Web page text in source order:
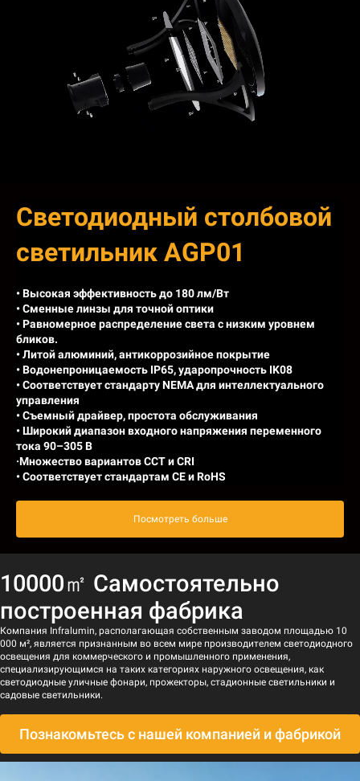
Светодиодный столбовой
светильник AGP01
• Высокая эффективность до 180 лм/Вт
• Сменные линзы для точной оптики
• Равномерное распределение света с низким уровнем
бликов.
• Литой алюминий, антикоррозийное покрытие
• Водонепроницаемость IP65, ударопрочность IK08
• Соответствует стандарту NEMA для интеллектуального
управления
• Съемный драйвер, простота обслуживания
• Широкий диапазон входного напряжения переменного
тока 90–305 В
·Множество вариантов CCT и CRI
• Соответствует стандартам CE и RoHS
Посмотреть больше
10000㎡ Самостоятельно
построенная фабрика
Компания Infralumin, располагающая собственным заводом площадью 10
000 м², является признанным во всем мире производителем светодиодного
освещения для коммерческого и промышленного применения,
специализирующимся на таких категориях наружного освещения, как
светодиодные уличные фонари, прожекторы, стадионные светильники и
садовые светильники.
Познакомьтесь с нашей компанией и фабрикой